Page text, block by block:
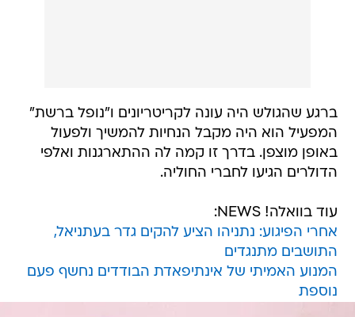
ברגע שהגולש היה עונה לקריטריונים ו"נופל ברשת"
המפעיל הוא היה מקבל הנחיות להמשיך ולפעול
באופן מוצפן. בדרך זו קמה לה ההתארגנות ואלפי
הדולרים הגיעו לחברי החוליה.
עוד בוואלה! NEWS:
אחרי הפיגוע: נתניהו הציע להקים גדר בעתניאל,
התושבים מתנגדים
המנוע האמיתי של אינתיפאדת הבודדים נחשף פעם
נוספת